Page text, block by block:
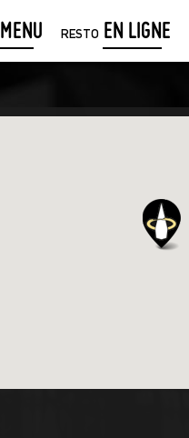
MENU RESTO EN LIGNE